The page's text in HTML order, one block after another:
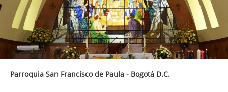
Parroquia San Francisco de Paula - Bogotá D.C.